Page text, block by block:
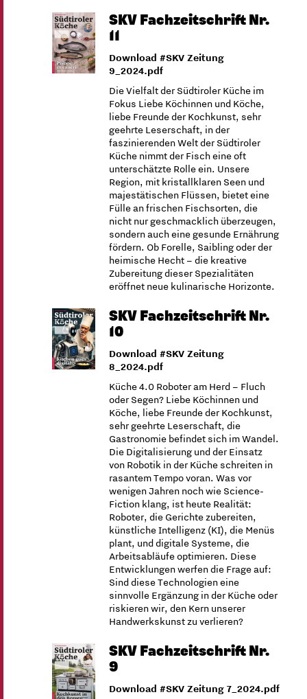
SKV Fachzeitschrift Nr.
11
Download #SKV Zeitung
9_2024.pdf
Die Vielfalt der Südtiroler Küche im
Fokus Liebe Köchinnen und Köche,
liebe Freunde der Kochkunst, sehr
geehrte Leserschaft, in der
faszinierenden Welt der Südtiroler
Küche nimmt der Fisch eine oft
unterschätzte Rolle ein. Unsere
Region, mit kristallklaren Seen und
majestätischen Flüssen, bietet eine
Fülle an frischen Fischsorten, die
nicht nur geschmacklich überzeugen,
sondern auch eine gesunde Ernährung
fördern. Ob Forelle, Saibling oder der
heimische Hecht – die kreative
Zubereitung dieser Spezialitäten
eröffnet neue kulinarische Horizonte.
SKV Fachzeitschrift Nr.
10
Download #SKV Zeitung
8_2024.pdf
Küche 4.0 Roboter am Herd – Fluch
oder Segen? Liebe Köchinnen und
Köche, liebe Freunde der Kochkunst,
sehr geehrte Leserschaft, die
Gastronomie befindet sich im Wandel.
Die Digitalisierung und der Einsatz
von Robotik in der Küche schreiten in
rasantem Tempo voran. Was vor
wenigen Jahren noch wie Science-
Fiction klang, ist heute Realität:
Roboter, die Gerichte zubereiten,
künstliche Intelligenz (KI), die Menüs
plant, und digitale Systeme, die
Arbeitsabläufe optimieren. Diese
Entwicklungen werfen die Frage auf:
Sind diese Technologien eine
sinnvolle Ergänzung in der Küche oder
riskieren wir, den Kern unserer
Handwerkskunst zu verlieren?
SKV Fachzeitschrift Nr.
9
Download #SKV Zeitung 7_2024.pdf